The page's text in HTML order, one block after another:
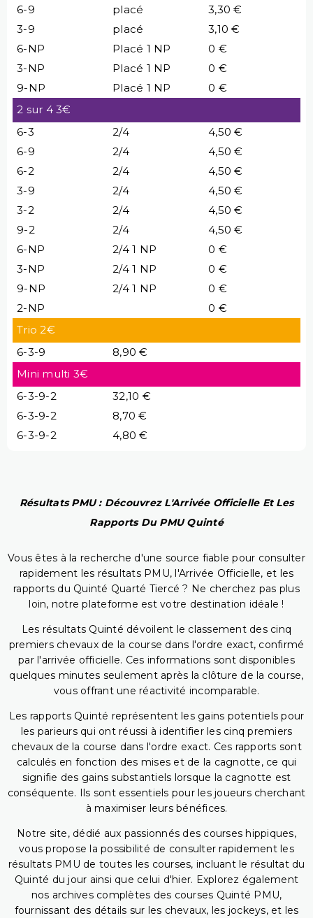
6-9 placé
3,30 €
3-9
placé
3,10 €
6-NP
Placé 1 NP
0 €
3-NP
Placé 1 NP
0 €
9-NP
Placé 1 NP
0 €
2 sur 4 3€
6-3
2/4
4,50 €
6-9
2/4
4,50 €
6-2
2/4
4,50 €
3-9
2/4
4,50 €
3-2
2/4
4,50 €
9-2
2/4
4,50 €
6-NP
2/4 1 NP
0 €
3-NP
2/4 1 NP
0 €
9-NP
2/4 1 NP
0 €
2-NP
0 €
Trio 2€
6-3-9
8,90 €
Mini multi 3€
6-3-9-2
32,10 €
6-3-9-2
8,70 €
6-3-9-2
4,80 €
Résultats PMU : Découvrez L'Arrivée Officielle Et Les
Rapports Du PMU Quinté
Vous êtes à la recherche d'une source fiable pour consulter
rapidement les résultats PMU, l'Arrivée Officielle, et les
rapports du Quinté Quarté Tiercé ? Ne cherchez pas plus
loin, notre plateforme est votre destination idéale !
Les résultats Quinté dévoilent le classement des cinq
premiers chevaux de la course dans l'ordre exact, confirmé
par l'arrivée officielle. Ces informations sont disponibles
quelques minutes seulement après la clôture de la course,
vous offrant une réactivité incomparable.
Les rapports Quinté représentent les gains potentiels pour
les parieurs qui ont réussi à identifier les cinq premiers
chevaux de la course dans l'ordre exact. Ces rapports sont
calculés en fonction des mises et de la cagnotte, ce qui
signifie des gains substantiels lorsque la cagnotte est
conséquente. Ils sont essentiels pour les joueurs cherchant
à maximiser leurs bénéfices.
Notre site, dédié aux passionnés des courses hippiques,
vous propose la possibilité de consulter rapidement les
résultats PMU de toutes les courses, incluant le résultat du
Quinté du jour ainsi que celui d'hier. Explorez également
nos archives complètes des courses Quinté PMU,
fournissant des détails sur les chevaux, les jockeys, et les